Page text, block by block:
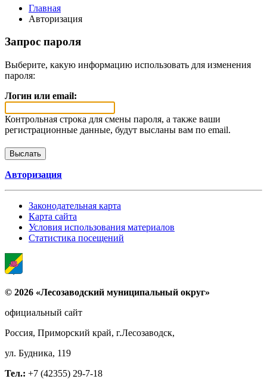
Главная
Авторизация
Запрос пароля
Выберите, какую информацию использовать для изменения
пароля:
Логин или email:
Контрольная строка для смены пароля, а также ваши
регистрационные данные, будут высланы вам по email.
Авторизация
Законодательная карта
Карта сайта
Условия использования материалов
Статистика посещений
© 2026 «Лесозаводский муниципальный округ»
официальный сайт
Россия, Приморский край, г.Лесозаводск,
ул. Будника, 119
Тел.: +7 (42355) 29-7-18